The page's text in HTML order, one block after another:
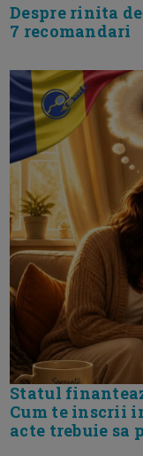
Despre rinita
7 recomandari
Statul
Cum te inscrii
acte trebuie sa